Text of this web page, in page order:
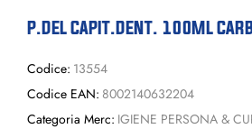
P.DEL CAPIT.DENT. 100ML
Codice: 13554
Codice EAN: 8002140632204
Categoria Merc: IGIENE PERSONA &